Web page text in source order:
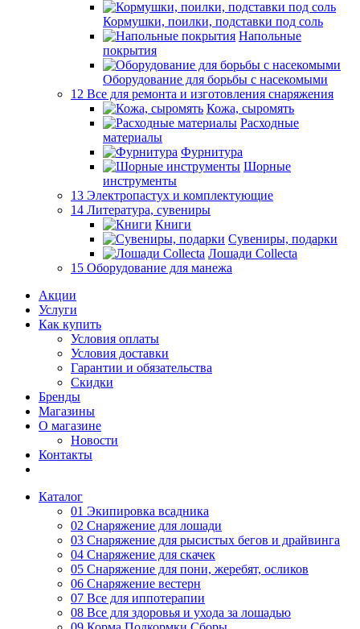
Кормушки, поилки, подставки под соль
Напольные
покрытия
Оборудование для борьбы с насекомыми
12 Все для ремонта и изготовления снаряжения
Кожа, сыромять
Расходные
материалы
Фурнитура
Шорные
инструменты
13 Электропастух и комплектующие
14 Литература, сувениры
Книги
Сувениры, подарки
Лошади Collecta
15 Оборудование для манежа
Акции
Услуги
Как купить
Условия оплаты
Условия доставки
Гарантии и обязательства
Скидки
Бренды
Магазины
О магазине
Новости
Контакты
Каталог
01 Экипировка всадника
02 Снаряжение для лошади
03 Снаряжение для рысистых бегов и драйвинга
04 Снаряжение для скачек
05 Снаряжение для пони, жеребят, осликов
06 Снаряжение вестерн
07 Все для иппотерапии
08 Все для здоровья и ухода за лошадью